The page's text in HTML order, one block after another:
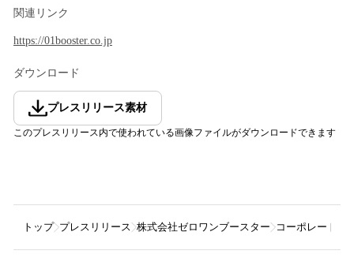
関連リンク
https://01booster.co.jp
ダウンロード
プレスリリース素材
このプレスリリース内で使われている画像ファイルがダウンロードできます
トップ プレスリリース 株式会社ゼロワンブースター コーポレートア